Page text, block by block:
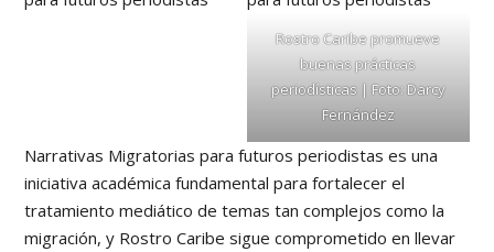
Rostro Caribe promueve
buenas prácticas
periodísticas | Foto: Darcy
Fernández
Narrativas Migratorias para futuros periodistas es una
iniciativa académica fundamental para fortalecer el
tratamiento mediático de temas tan complejos como la
migración, y Rostro Caribe sigue comprometido en llevar